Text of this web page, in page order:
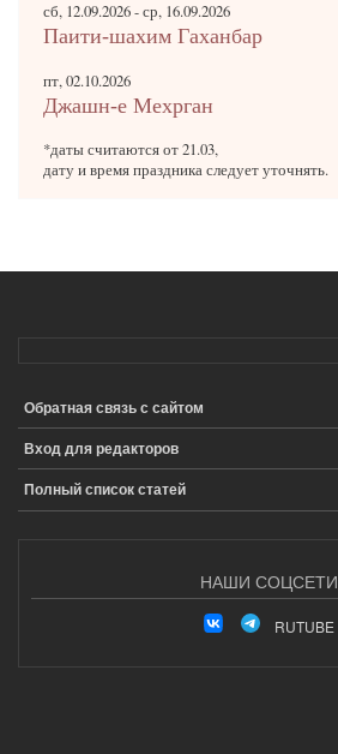
сб, 12.09.2026-ср, 16.09.2026
Паити-шахим Гаханбар
пт, 02.10.2026
Джашн-е Мехрган
*даты считаются от 21.03,
дату и время праздника следует уточнять.
ПОДВАЛ
Обратная связь с сайтом
Вход для редакторов
Полный список статей
НАШИ СОЦСЕТИ
RUTUBE